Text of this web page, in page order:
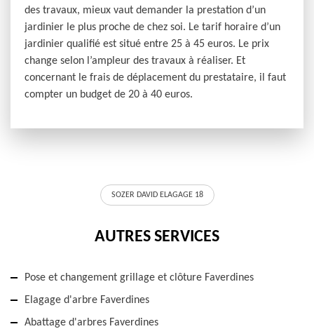
des travaux, mieux vaut demander la prestation d’un
jardinier le plus proche de chez soi. Le tarif horaire d’un
jardinier qualifié est situé entre 25 à 45 euros. Le prix
change selon l’ampleur des travaux à réaliser. Et
concernant le frais de déplacement du prestataire, il faut
compter un budget de 20 à 40 euros.
SOZER DAVID ELAGAGE 18
AUTRES SERVICES
Pose et changement grillage et clôture Faverdines
Elagage d'arbre Faverdines
Abattage d'arbres Faverdines